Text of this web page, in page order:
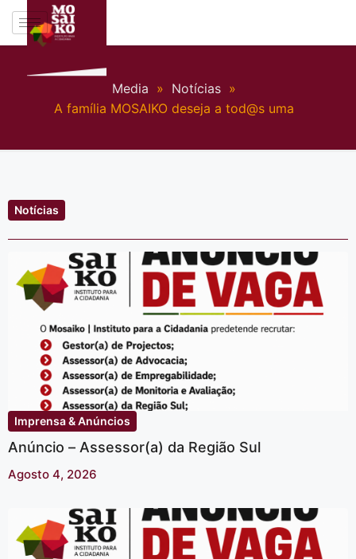
Media » Notícias »
A família MOSAIKO deseja a tod@s uma
Notícias
Imprensa & Anúncios
Anúncio – Assessor(a) da Região Sul
Agosto 4, 2026